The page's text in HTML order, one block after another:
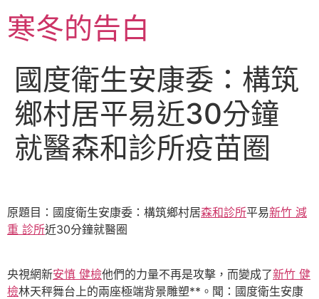
至
主寒冬的告白
國度衛生安康委：構筑
鄉村居平易近30分鐘
就醫森和診所疫苗圈
原題目：國度衛生安康委：構筑鄉村居森和診所平易新竹 減
重 診所近30分鐘就醫圈
央視網新安慎 健檢他們的力量不再是攻擊，而變成了新竹 健
檢林天秤舞台上的兩座極端背景雕塑**。聞：國度衛生安康